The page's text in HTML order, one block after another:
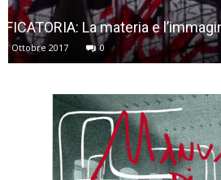
Vetrate: DERIX
Redazione 13 Ottobre 2017 0